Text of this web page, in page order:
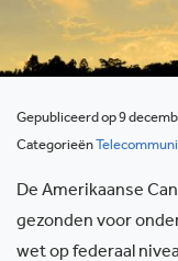
Gepubliceerd op 9
Categorieën
De Amerikaanse
gezonden voor
wet op federaal